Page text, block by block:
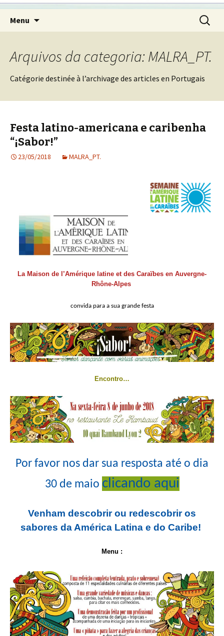
Menu
conteúdo
por:
Arquivos da categoria: MALRA_PT.
Catégorie destinée à l’archivage des articles en Portugais
Festa latino-americana e caribenha
“¡Sabor!”
23/05/2018 MALRA_PT.
La Maison de l’Amérique latine et des Caraïbes en Auvergne-
Rhône-Alpes
convida para a sua grande festa
Encontro…
Por favor nos dar sua resposta até o dia
30 de maio clicando aqui
Venham descobrir ou redescobrir os
sabores da América Latina e do Caribe!
Menu :